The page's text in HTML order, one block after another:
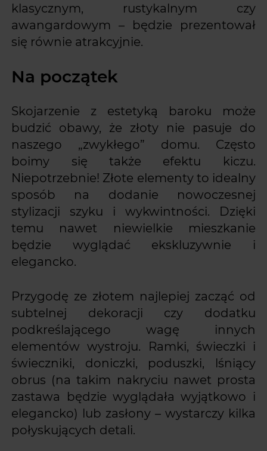
klasycznym, rustykalnym czy
awangardowym – będzie prezentował
się równie atrakcyjnie.
Na początek
Skojarzenie z estetyką baroku może
budzić obawy, że złoty nie pasuje do
naszego „zwykłego” domu. Często
boimy się także efektu kiczu.
Niepotrzebnie! Złote elementy to idealny
sposób na dodanie nowoczesnej
stylizacji szyku i wykwintności. Dzięki
temu nawet niewielkie mieszkanie
będzie wyglądać ekskluzywnie i
elegancko.
Przygodę ze złotem najlepiej zacząć od
subtelnej dekoracji czy dodatku
podkreślającego wagę innych
elementów wystroju. Ramki, świeczki i
świeczniki, doniczki, poduszki, lśniący
obrus (na takim nakryciu nawet prosta
zastawa będzie wyglądała wyjątkowo i
elegancko) lub zasłony – wystarczy kilka
połyskujących detali.